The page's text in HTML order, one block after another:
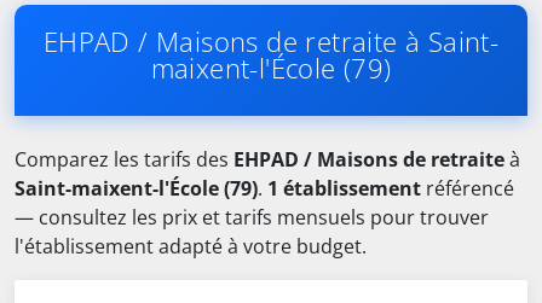
EHPAD / Maisons de retraite à Saint-
maixent-l'École (79)
Comparez les tarifs des EHPAD / Maisons de retraiteà
Saint-maixent-l'École (79). 1 établissement référencé
— consultez les prix et tarifs mensuels pour trouver
l'établissement adapté à votre budget.